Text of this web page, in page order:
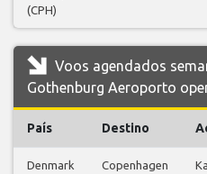
(CPH)
Voos agendados
Gothenburg Aeroporto
País Destino
Denmark Copenhagen